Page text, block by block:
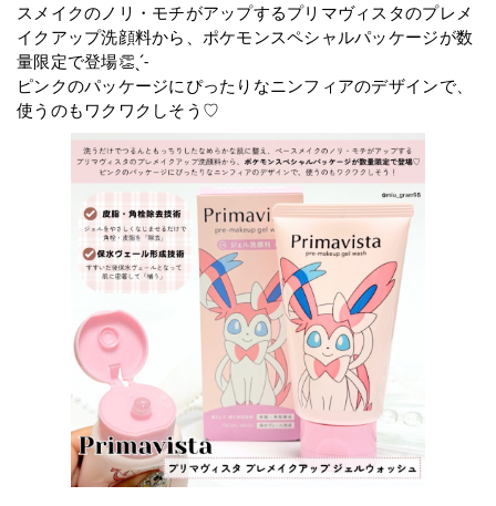
スメイクのノリ・モチがアップするプリマヴィスタのプレメ
イクアップ洗顔料から、ポケモンスペシャルパッケージが数
量限定で登場👏ˎˊ˗
ピンクのパッケージにぴったりなニンフィアのデザインで、
使うのもワクワクしそう♡